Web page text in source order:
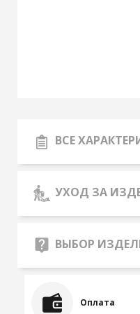
ВСЕ
УХОД ЗА
ВЫБОР
Оплата